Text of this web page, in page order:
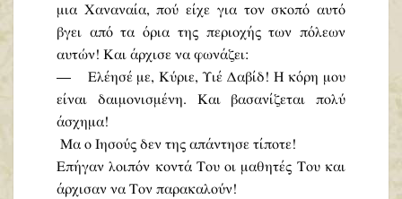
μια Χαναναία, πού είχε για τον σκοπό αυτό
βγει από τα όρια της περιοχής των πόλεων
αυτών! Και άρχισε να φωνάζει:
— Ελέησέ με, Κύριε, Υιέ Δαβίδ! Η κόρη μου
είναι δαιμονισμένη. Και βασανίζεται πολύ
άσχημα!
Μα ο Ιησούς δεν της απάντησε τίποτε!
Επήγαν λοιπόν κοντά Του οι μαθητές Του και
άρχισαν να Τον παρακαλούν!